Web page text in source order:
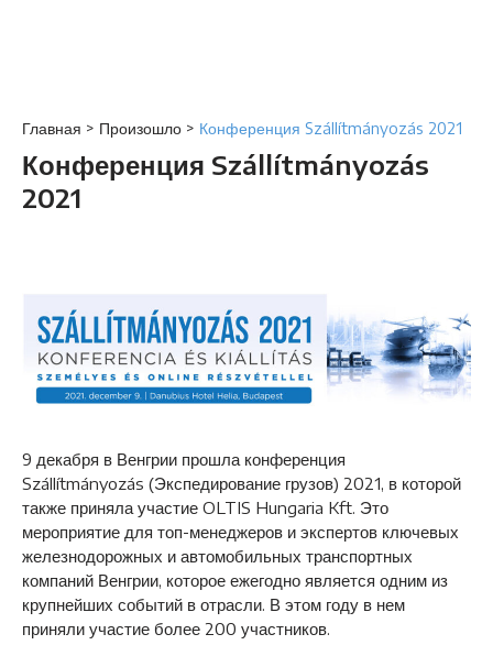
Главная > Произошло > Конференция Szállítmányozás 2021
Конференция Szállítmányozás
2021
9 декабря в Венгрии прошла конференция
Szállítmányozás (Экспедирование грузов) 2021, в которой
также приняла участие OLTIS Hungaria Kft. Это
мероприятие для топ-менеджеров и экспертов ключевых
железнодорожных и автомобильных транспортных
компаний Венгрии, которое ежегодно является одним из
крупнейших событий в отрасли. В этом году в нем
приняли участие более 200 участников.